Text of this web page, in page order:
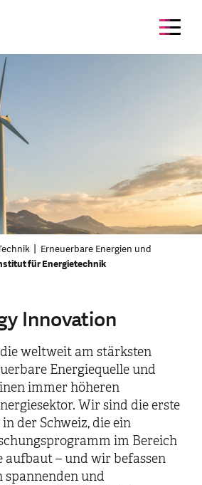
Erneuerbare Energien und
für Energietechnik
Innovation
weltweit am stärksten
Energiequelle und
immer höheren
Wir sind die erste
der Schweiz, die ein
im Bereich
aufbaut – und wir befassen
spannenden und